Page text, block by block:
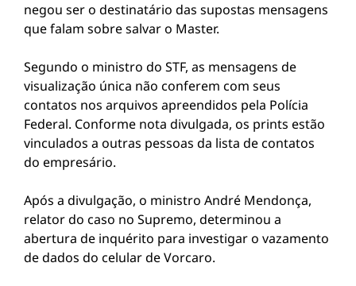
negou ser o destinatário das supostas mensagens
que falam sobre salvar o Master.
Segundo o ministro do STF, as mensagens de
visualização única não conferem com seus
contatos nos arquivos apreendidos pela Polícia
Federal. Conforme nota divulgada, os prints estão
vinculados a outras pessoas da lista de contatos
do empresário.
Após a divulgação, o ministro André Mendonça,
relator do caso no Supremo, determinou a
abertura de inquérito para investigar o vazamento
de dados do celular de Vorcaro.